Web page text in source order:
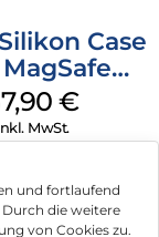
und fortlaufend
die weitere
von Cookies zu.
Case
14 Pro
€
MwSt.